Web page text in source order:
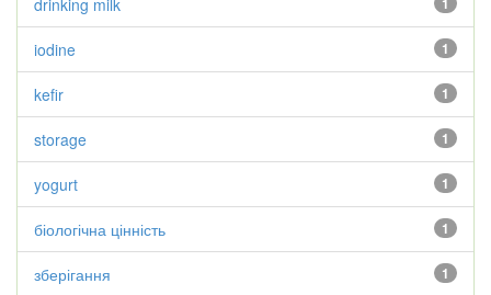
drinking milk
1
iodine
1
kefir
1
storage
1
yogurt
1
біологічна цінність
1
зберігання